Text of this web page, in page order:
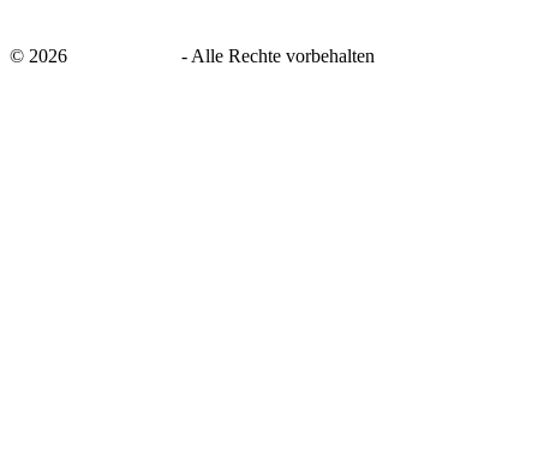
© 2026 - Alle Rechte vorbehalten